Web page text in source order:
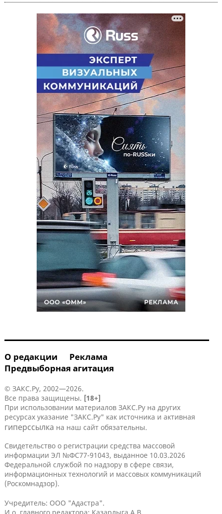
О редакции
Реклама
Предвыборная агитация
© ЗАКС.Ру, 2002—2026.
Все права защищены. [18+]
При использовании материалов ЗАКС.Ру на других
ресурсах указание "ЗАКС.Ру" как источника и активная
гиперссылка на наш сайт обязательны.
Свидетельство о регистрации средства массовой
информации ЭЛ №ФС77-91043, выданное 10.03.2026
Федеральной службой по надзору в сфере связи,
информационных технологий и массовых коммуникаций
(Роскомнадзор).
Учредитель: ООО "Адастра".